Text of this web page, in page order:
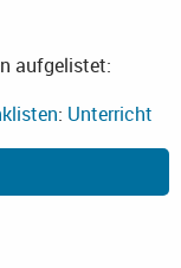
aufgelistet:
: Unterricht